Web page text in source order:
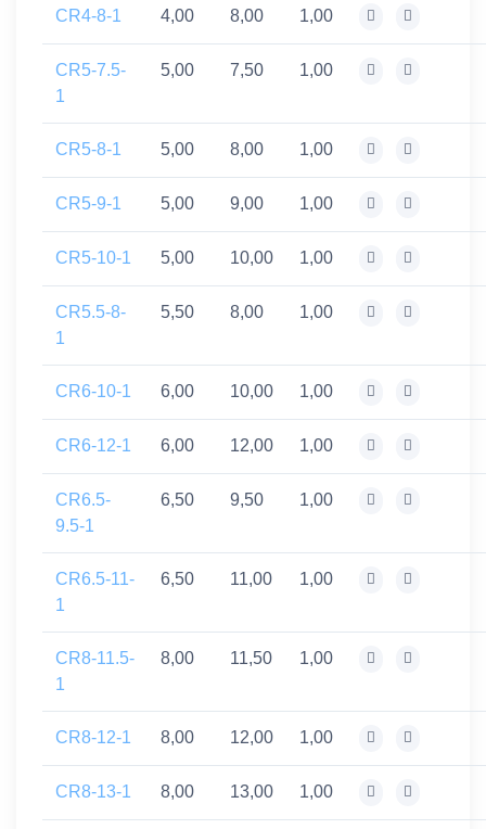
CR4-8-1 4,00 8,00 1,00
CR5-7.5-
1
5,00 7,50 1,00
CR5-8-1 5,00 8,00 1,00
CR5-9-1 5,00 9,00 1,00
CR5-10-1 5,00 10,00 1,00
CR5.5-8-
1
5,50 8,00 1,00
CR6-10-1 6,00 10,00 1,00
CR6-12-1 6,00 12,00 1,00
CR6.5-
9.5-1
6,50 9,50 1,00
CR6.5-11-
1
6,50 11,00 1,00
CR8-11.5-
1
8,00 11,50 1,00
CR8-12-1 8,00 12,00 1,00
CR8-13-1 8,00 13,00 1,00